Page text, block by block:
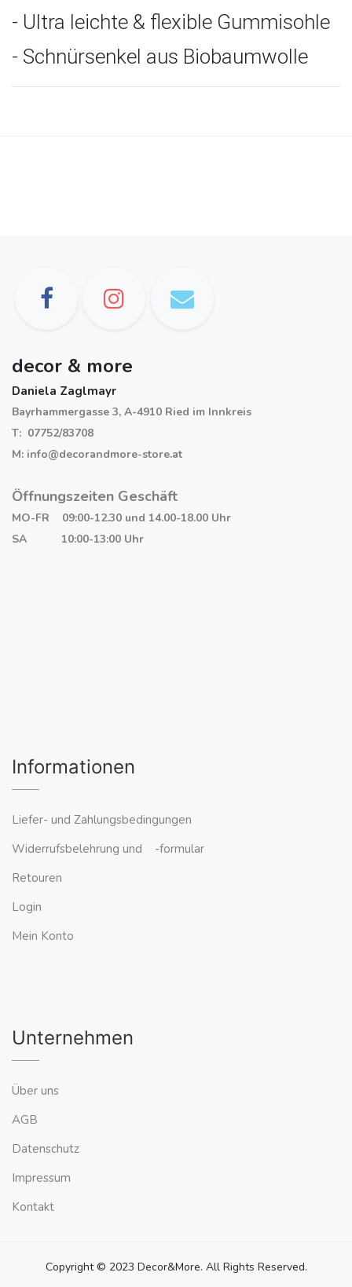
- Ultra leichte & flexible Gummisohle
- Schnürsenkel aus Biobaumwolle
decor & more
Daniela Zaglmayr
Bayrhammergasse 3, A-4910 Ried im Innkreis
T: 07752/83708
M: info@decorandmore-store.at
Öffnungszeiten Geschäft
MO-FR 09:00-12.30 und 14.00-18.00 Uhr
SA 10:00-13:00 Uhr
Informationen
Liefer- und Zahlungsbedingungen
Widerrufsbelehrung und -formular
Retouren
Login
Mein Konto
Unternehmen
Über uns
AGB
Datenschutz
Impressum
Kontakt
Copyright © 2023 Decor&More. All Rights Reserved.